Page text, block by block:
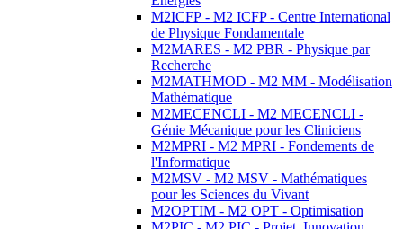
M2ICFP - M2 ICFP - Centre International
de Physique Fondamentale
M2MARES - M2 PBR - Physique par
Recherche
M2MATHMOD - M2 MM - Modélisation
Mathématique
M2MECENCLI - M2 MECENCLI -
Génie Mécanique pour les Cliniciens
M2MPRI - M2 MPRI - Fondements de
l'Informatique
M2MSV - M2 MSV - Mathématiques
pour les Sciences du Vivant
M2OPTIM - M2 OPT - Optimisation